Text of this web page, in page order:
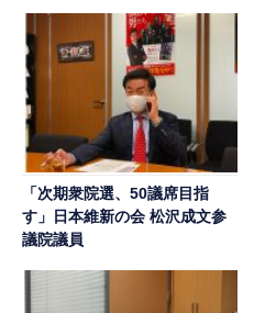
「次期衆院選、50議席目指
す」日本維新の会 松沢成文参
議院議員